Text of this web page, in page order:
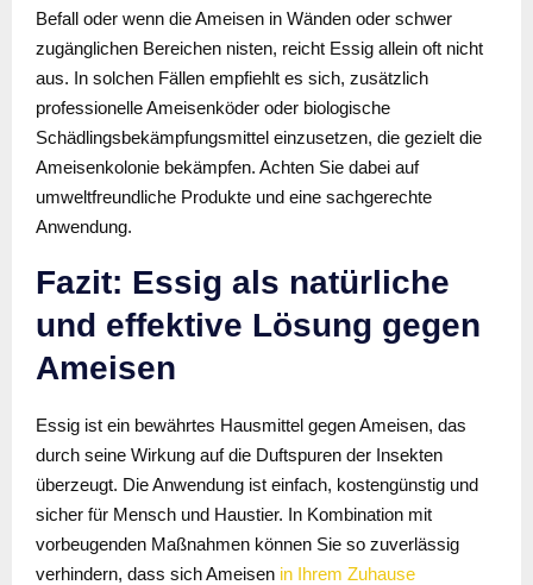
Befall oder wenn die Ameisen in Wänden oder schwer
zugänglichen Bereichen nisten, reicht Essig allein oft nicht
aus. In solchen Fällen empfiehlt es sich, zusätzlich
professionelle Ameisenköder oder biologische
Schädlingsbekämpfungsmittel einzusetzen, die gezielt die
Ameisenkolonie bekämpfen. Achten Sie dabei auf
umweltfreundliche Produkte und eine sachgerechte
Anwendung.
Fazit: Essig als natürliche
und effektive Lösung gegen
Ameisen
Essig ist ein bewährtes Hausmittel gegen Ameisen, das
durch seine Wirkung auf die Duftspuren der Insekten
überzeugt. Die Anwendung ist einfach, kostengünstig und
sicher für Mensch und Haustier. In Kombination mit
vorbeugenden Maßnahmen können Sie so zuverlässig
verhindern, dass sich Ameisen in Ihrem Zuhause